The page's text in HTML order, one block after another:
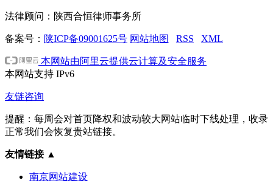
法律顾问：陕西合恒律师事务所
备案号： 陕ICP备09001625号 网站地图 RSS XML
本网站由阿里云提供云计算及安全服务
本网站支持 IPv6
友链咨询
提醒：每周会对首页降权和波动较大网站临时下线处理，收录
正常我们会恢复贵站链接。
友情链接 ▲
南京网站建设